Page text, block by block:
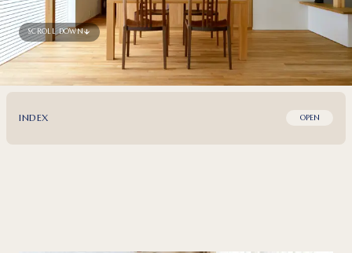
SCROLL DOWN
INDEX OPEN